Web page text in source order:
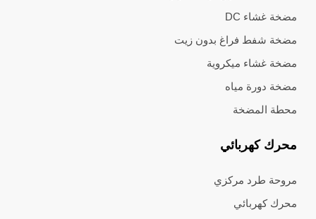
مضخة غشاء DC
مضخة شفط فراغ بدون زيت
مضخة غشاء ميكروية
مضخة دورة مياه
محطة المضخة
محرك كهربائي
مروحة طرد مركزي
محرك كهربائي